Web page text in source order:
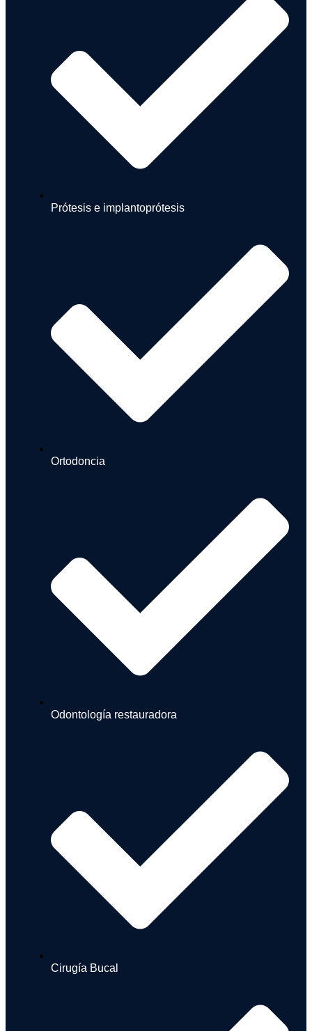
Prótesis e implantoprótesis
Ortodoncia
Odontología restauradora
Cirugía Bucal